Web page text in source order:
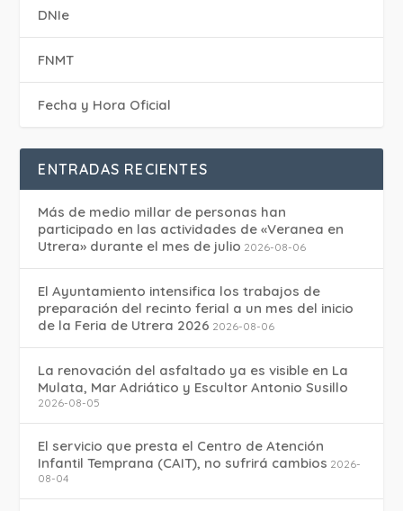
DNIe
FNMT
Fecha y Hora Oficial
ENTRADAS RECIENTES
Más de medio millar de personas han
participado en las actividades de «Veranea en
Utrera» durante el mes de julio 2026-08-06
El Ayuntamiento intensifica los trabajos de
preparación del recinto ferial a un mes del inicio
de la Feria de Utrera 2026 2026-08-06
La renovación del asfaltado ya es visible en La
Mulata, Mar Adriático y Escultor Antonio Susillo
2026-08-05
El servicio que presta el Centro de Atención
Infantil Temprana (CAIT), no sufrirá cambios 2026-
08-04